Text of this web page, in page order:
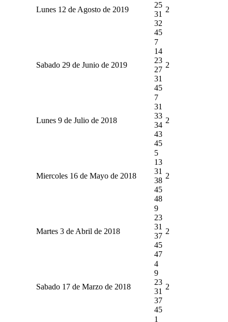
Lunes 12 de Agosto de 2019
25
31
32
45
2
Sabado 29 de Junio de 2019
7
14
23
27
31
45
2
Lunes 9 de Julio de 2018
7
31
33
34
43
45
2
Miercoles 16 de Mayo de 2018
5
13
31
38
45
48
2
Martes 3 de Abril de 2018
9
23
31
37
45
47
2
Sabado 17 de Marzo de 2018
4
9
23
31
37
45
2
1